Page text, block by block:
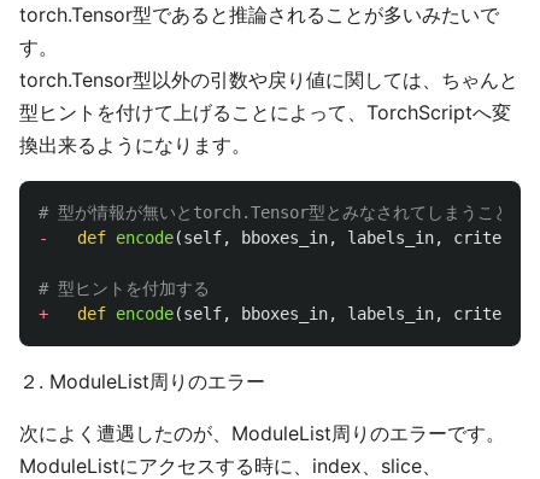
torch.Tensor型であると推論されることが多いみたいで
す。
torch.Tensor型以外の引数や戻り値に関しては、ちゃんと
型ヒントを付けて上げることによって、TorchScriptへ変
換出来るようになります。
- def encode(self, bboxes_in, labels_in, criteria
+
def encode(self, bboxes_in, labels_in, criteria
２. ModuleList周りのエラー
次によく遭遇したのが、ModuleList周りのエラーです。
ModuleListにアクセスする時に、index、slice、